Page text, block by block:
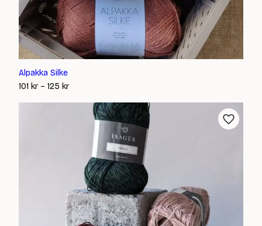
Alpakka Silke
101 kr – 125 krPrisintervall:
till